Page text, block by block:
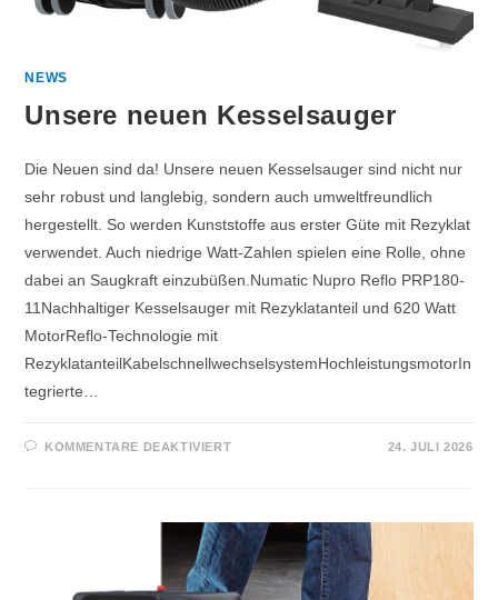
NEWS
Unsere neuen Kesselsauger
Die Neuen sind da! Unsere neuen Kesselsauger sind nicht nur
sehr robust und langlebig, sondern auch umweltfreundlich
hergestellt. So werden Kunststoffe aus erster Güte mit Rezyklat
verwendet. Auch niedrige Watt-Zahlen spielen eine Rolle, ohne
dabei an Saugkraft einzubüßen.Numatic Nupro Reflo PRP180-
11Nachhaltiger Kesselsauger mit Rezyklatanteil und 620 Watt
MotorReflo-Technologie mit
RezyklatanteilKabelschnellwechselsystemHochleistungsmotorIn
tegrierte…
KOMMENTARE DEAKTIVIERT 24. JULI 2026